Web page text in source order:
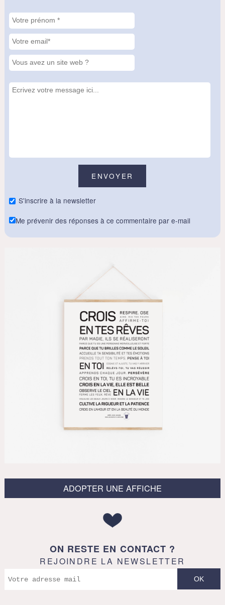
S'inscrire à la newsletter
Me prévenir des réponses à ce commentaire par e-mail
ADOPTER UNE AFFICHE
ON RESTE EN CONTACT ?
REJOINDRE LA NEWSLETTER